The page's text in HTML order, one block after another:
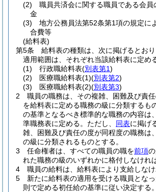
(2)
職員共済会に関する職員である会員
金
(3)
地方公務員法第52条第1項の規定に
合費等
(給料表)
第5条
給料表の種類は、次に掲げるとお
適用範囲は、それぞれ当該給料表に定め
(1)
行政職給料表(別表第1)
(2)
医療職給料表(1)(別表第2)
(3)
医療職給料表(2)(別表第3)
2
職員の職務は、その複雑、困難及び責
を給料表に定める職務の級に分類するも
の基準となるべき標準的な職務の内容は、
準職務表に定める。 ただし、 同表に掲げ
雑、困難及び責任の度が同程度の職務は
の級に分類されるものとする。
3
任命権者は、すべての職員の職を前項
れた職務の級のいずれかに格付しなけれ
4
職員の給料は、給料表により支給しなけ
5
新たに給料表の適用を受ける職員とな
則で定める初任給の基準に従い決定する。